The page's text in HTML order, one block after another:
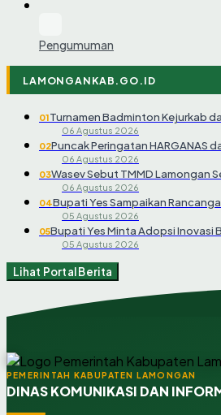
Pengumuman
LAMONGANKAB.GO.ID
01Turnamen Badminton Kejurkab
06 Agustus 2026
02Puncak Peringatan HARGANAS
06 Agustus 2026
03Wasev Sebut TMMD Lamongan
06 Agustus 2026
04Bupati Yes Sampaikan
05 Agustus 2026
05Bupati Yes Minta Adopsi Inovasi
05 Agustus 2026
Lihat Portal Berita
PEMERINTAH KABUPATEN LAMONGAN
DINAS KOMUNIKASI DAN